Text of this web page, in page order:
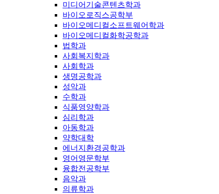
미디어기술콘텐츠학과
바이오로직스공학부
바이오메디컬소프트웨어학과
바이오메디컬화학공학과
법학과
사회복지학과
사회학과
생명공학과
성악과
수학과
식품영양학과
심리학과
아동학과
약학대학
에너지환경공학과
영어영문학부
융합전공학부
음악과
의류학과